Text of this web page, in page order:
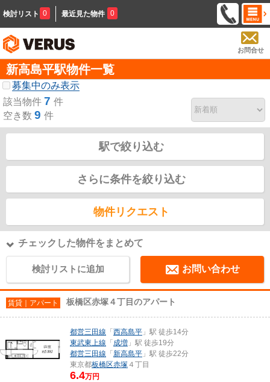
検討リスト 0 最近見た物件 0
お問合せ
新高島平駅物件一覧
募集中のみ表示
該当物件 7 件
空き数 9 件
駅で絞り込む
さらに条件を絞り込む
物件リクエスト
チェックした物件をまとめて
検討リストに追加 お問い合わせ
賃貸｜アパート 板橋区赤塚４丁目のアパート
都営三田線 「 西高島平 」駅 徒歩14分
東武東上線 「 成増 」駅 徒歩19分
都営三田線 「 新高島平 」駅 徒歩22分
東京都板橋区赤塚 ４丁目
6.4万円